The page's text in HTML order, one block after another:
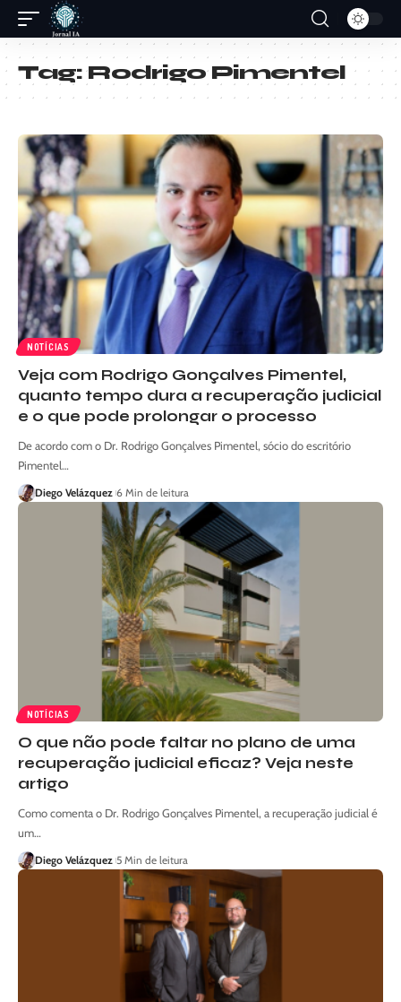
Tag:Rodrigo Pimentel
NOTÍCIAS
Veja com Rodrigo Gonçalves Pimentel,
quanto tempo dura a recuperação judicial
e o que pode prolongar o processo
De acordo com o Dr. Rodrigo Gonçalves Pimentel, sócio do escritório
Pimentel…
Diego Velázquez 6 Min de leitura
NOTÍCIAS
O que não pode faltar no plano de uma
recuperação judicial eficaz? Veja neste
artigo
Como comenta o Dr. Rodrigo Gonçalves Pimentel, a recuperação judicial é
um…
Diego Velázquez 5 Min de leitura